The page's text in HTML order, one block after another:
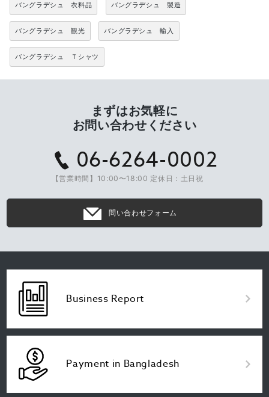
バングラデシュ 衣料品 バングラデシュ 製造
バングラデシュ 観光 バングラデシュ 輸入
バングラデシュ Ｔシャツ
まずはお気軽に
お問い合わせください
06-6264-0002
【営業時間】10:00〜18:00 定休日：土日祝
問い合わせフォーム
Business Report
Payment in Bangladesh